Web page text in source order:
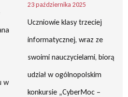
w
23 października 2025
Uczniowie klasy trzeciej
informatycznej, wraz ze
swoimi nauczycielami, biorą
udział w ogólnopolskim
konkursie „CyberMoc –